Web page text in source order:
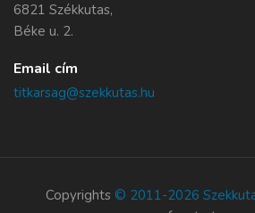
6821 Székkutas,
Béke u. 2.
Email cím
titkarsag@szekkutas.hu
Copyrights © 2011-2026